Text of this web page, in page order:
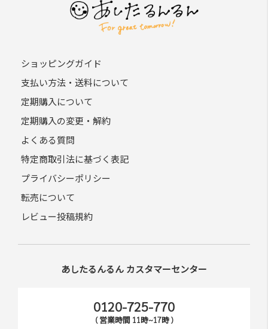
ショッピングガイド
支払い方法・送料について
定期購入について
定期購入の変更・解約
よくある質問
特定商取引法に基づく表記
プライバシーポリシー
転売について
レビュー投稿規約
あしたるんるん カスタマーセンター
0120-725-770
( 営業時間 11時~17時 )